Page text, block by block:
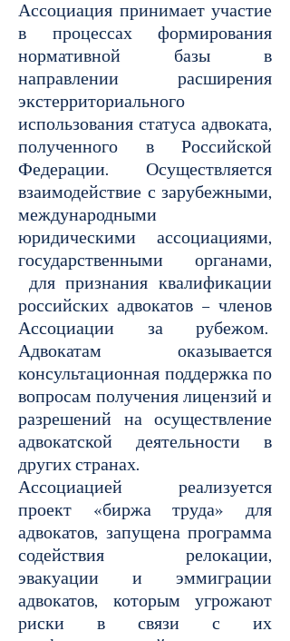
Ассоциация принимает участие
в процессах формирования
нормативной базы в
направлении расширения
экстерриториального
использования статуса адвоката,
полученного в Российской
Федерации. Осуществляется
взаимодействие с зарубежными,
международными
юридическими ассоциациями,
государственными органами,
для признания квалификации
российских адвокатов – членов
Ассоциации за рубежом.
Адвокатам оказывается
консультационная поддержка по
вопросам получения лицензий и
разрешений на осуществление
адвокатской деятельности в
других странах.
Ассоциацией реализуется
проект «биржа труда» для
адвокатов, запущена программа
содействия релокации,
эвакуации и эммиграции
адвокатов, которым угрожают
риски в связи с их